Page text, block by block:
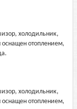
холодильник,
отоплением,
холодильник,
отоплением,